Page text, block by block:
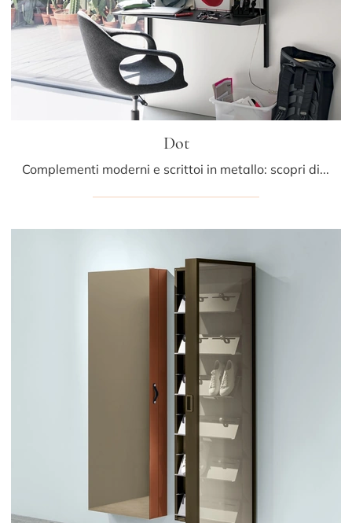
Dot
Complementi moderni e scrittoi in metallo: scopri di più sul modello Dot di Kristalia e potrai impreziosire i tuoi spazi.